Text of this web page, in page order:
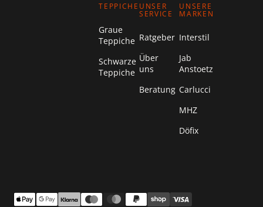
TEPPICHE
Graue
Teppiche
Schwarze
Teppiche
UNSER
SERVICE
Ratgeber
Über
uns
Beratung
UNSERE
MARKEN
Interstil
Jab
Anstoetz
Carlucci
MHZ
Döfix